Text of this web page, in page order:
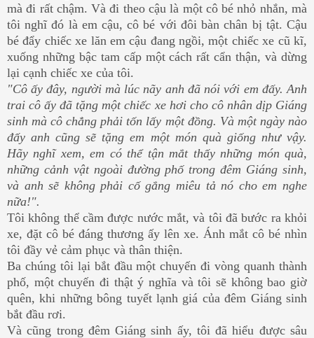
mà đi rất chậm. Và đi theo cậu là một cô bé nhỏ nhắn, mà
tôi nghĩ đó là em cậu, cô bé với đôi bàn chân bị tật. Cậu
bé đẩy chiếc xe lăn em cậu đang ngồi, một chiếc xe cũ kĩ,
xuống những bậc tam cấp một cách rất cẩn thận, và dừng
lại cạnh chiếc xe của tôi.
"Cô ấy đây, người mà lúc nãy anh đã nói với em đấy. Anh
trai cô ấy đã tặng một chiếc xe hơi cho cô nhân dịp Giáng
sinh mà cô chẳng phải tốn lấy một đồng. Và một ngày nào
đấy anh cũng sẽ tặng em một món quà giống như vậy.
Hãy nghĩ xem, em có thể tận mắt thấy những món quà,
những cảnh vật ngoài đường phố trong đêm Giáng sinh,
và anh sẽ không phải cố gắng miêu tả nó cho em nghe
nữa!".
Tôi không thể cầm được nước mắt, và tôi đã bước ra khỏi
xe, đặt cô bé đáng thương ấy lên xe. Ánh mắt cô bé nhìn
tôi đầy vẻ cảm phục và thân thiện.
Ba chúng tôi lại bắt đầu một chuyến đi vòng quanh thành
phố, một chuyến đi thật ý nghĩa và tôi sẽ không bao giờ
quên, khi những bông tuyết lạnh giá của đêm Giáng sinh
bắt đầu rơi.
Và cũng trong đêm Giáng sinh ấy, tôi đã hiểu được sâu